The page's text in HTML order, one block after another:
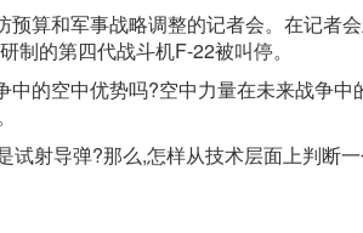
算和军事战略调整的记者会。在记者
制的第四代战斗机F-22被叫停。
的空中优势吗?空中力量在未来战争中
射导弹?那么,怎样从技术层面上判断